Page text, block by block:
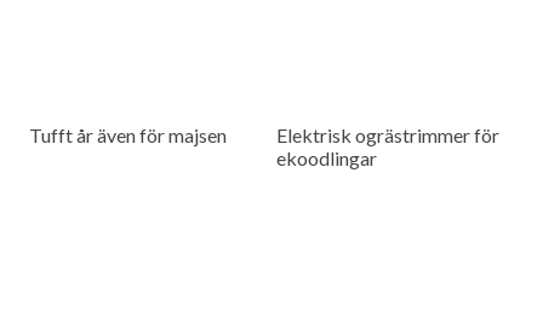
Tufft år även för majsen
Elektrisk ogrästrimmer för
ekoodlingar